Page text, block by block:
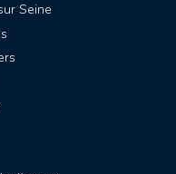
Seine